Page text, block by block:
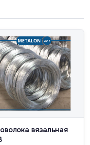
вязальная